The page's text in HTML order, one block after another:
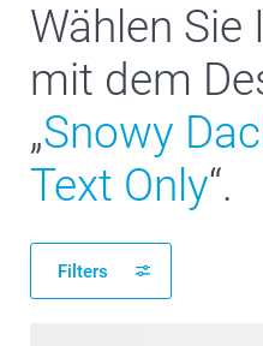
Wählen Sie
mit dem
„Snowy
Text Only“.
Filters